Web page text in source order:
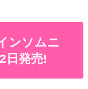
ンソムニ
日発売!